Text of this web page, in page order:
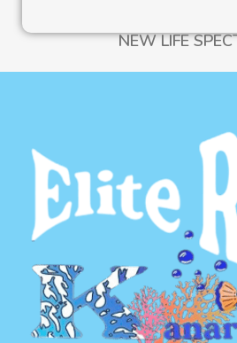
NEW LIFE